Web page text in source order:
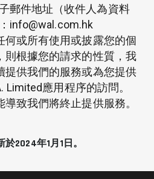
郵件地址（收件人為資料
info@wal.com.hk
何或所有使用或披露您的個
則根據您的請求的性質，我
提供我們的服務或為您提供
Limited應用程序的訪問。
致我們將終止提供服務。
2024年1月1日。